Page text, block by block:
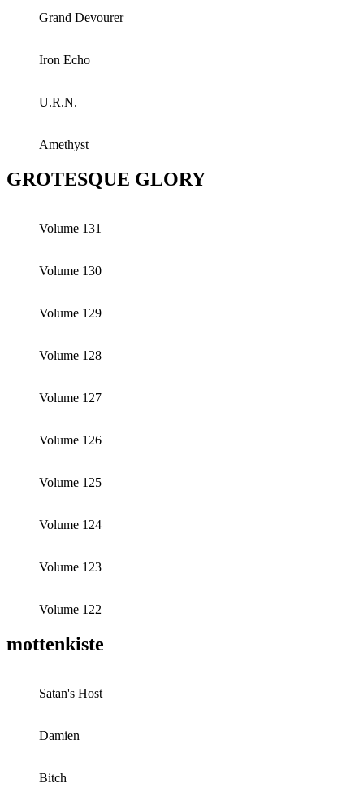
Grand Devourer
Iron Echo
U.R.N.
Amethyst
GROTESQUE GLORY
Volume 131
Volume 130
Volume 129
Volume 128
Volume 127
Volume 126
Volume 125
Volume 124
Volume 123
Volume 122
mottenkiste
Satan's Host
Damien
Bitch